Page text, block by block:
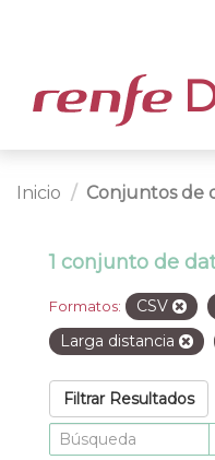
Inicio Conjuntos de
1 conjunto de
Formatos: CSV
Larga distancia
Filtrar Resultados